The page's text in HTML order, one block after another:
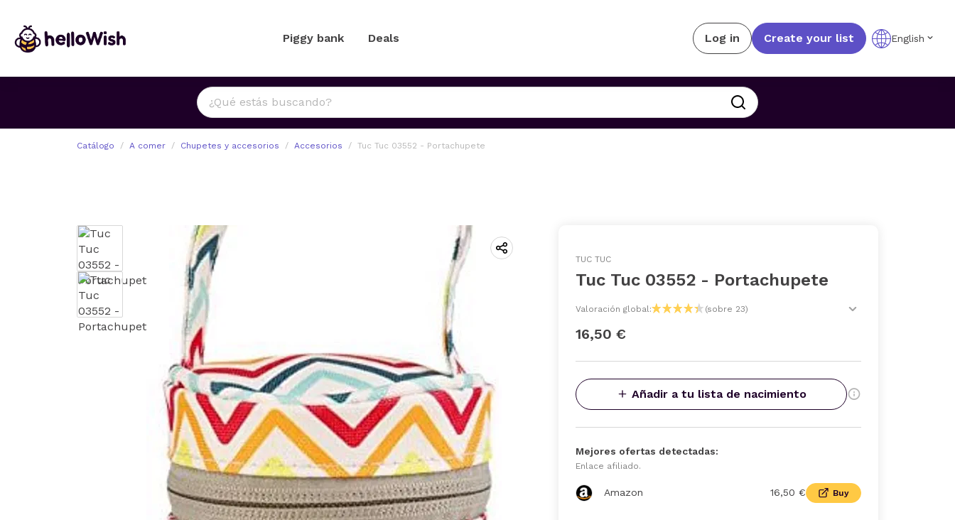
Piggy bank Deals Log in Create your list English
Catálogo A comer Chupetes y accesorios Accesorios Tuc Tuc 03552 - Portachupete
TUC TUC
Tuc Tuc 03552 - Portachupete
Valoración global: (sobre 23)
16,50 €
Añadir a tu lista de nacimiento
Mejores ofertas detectadas:
Enlace afiliado.
Amazon 16,50 € Buy